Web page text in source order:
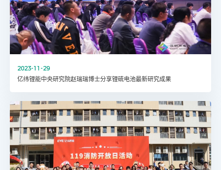
2023-11-29
亿纬锂能中央研究院赵瑞瑞博士分享锂硫电池最新研究成果